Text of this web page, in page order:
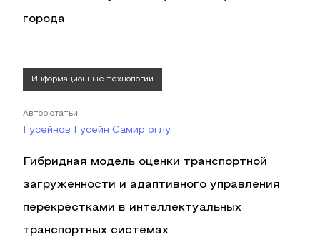
города
Информационные технологии
Автор статьи
Гусейнов Гусейн Самир оглу
Гибридная модель оценки транспортной
загруженности и адаптивного управления
перекрёстками в интеллектуальных
транспортных системах